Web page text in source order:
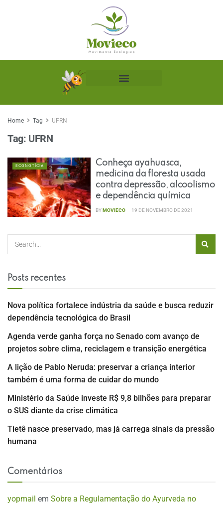
Home Tag UFRN
Tag: UFRN
ECONOTÍCIA
Conheça ayahuasca,
medicina da floresta usada
contra depressão, alcoolismo
e dependência química
BYMOVIECO 19 DE NOVEMBRO DE 2021
Posts recentes
Nova política fortalece indústria da saúde e busca reduzir
dependência tecnológica do Brasil
Agenda verde ganha força no Senado com avanço de
projetos sobre clima, reciclagem e transição energética
A lição de Pablo Neruda: preservar a criança interior
também é uma forma de cuidar do mundo
Ministério da Saúde investe R$ 9,8 bilhões para preparar
o SUS diante da crise climática
Tietê nasce preservado, mas já carrega sinais da pressão
humana
Comentários
yopmail em Sobre a Regulamentação do Ayurveda no